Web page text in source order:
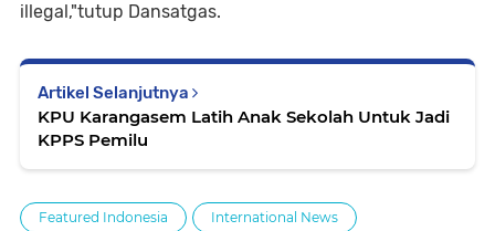
illegal,"tutup Dansatgas.
Artikel Selanjutnya
KPU Karangasem Latih Anak Sekolah Untuk Jadi
KPPS Pemilu
Featured Indonesia International News